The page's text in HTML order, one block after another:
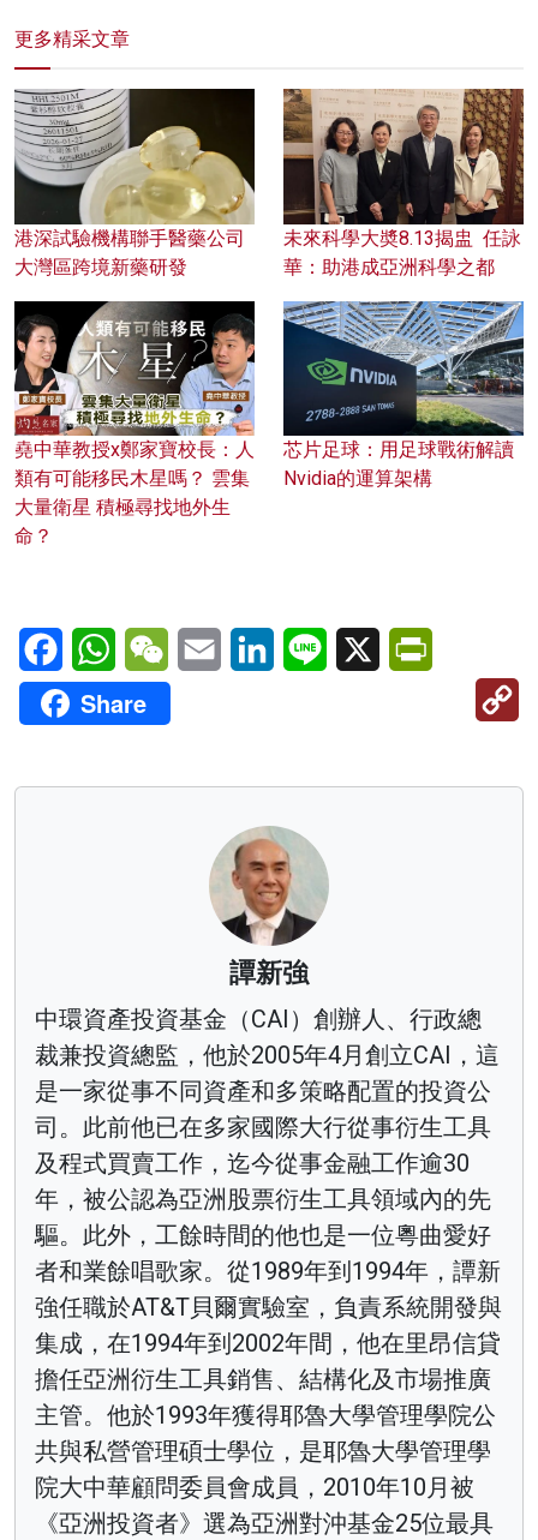
更多精采文章
港深試驗機構聯手醫藥公司
大灣區跨境新藥研發
未來科學大奬8.13揭盅 任詠
華：助港成亞洲科學之都
堯中華教授x鄭家寶校長：人
類有可能移民木星嗎？ 雲集
大量衛星 積極尋找地外生
命？
芯片足球：用足球戰術解讀
Nvidia的運算架構
FacebookWhatsAppWeChatEmail LinkedInLine X
Share
譚新強
中環資產投資基金（CAI）創辦人、行政總
裁兼投資總監，他於2005年4月創立CAI，這
是一家從事不同資產和多策略配置的投資公
司。此前他已在多家國際大行從事衍生工具
及程式買賣工作，迄今從事金融工作逾30
年，被公認為亞洲股票衍生工具領域內的先
驅。此外，工餘時間的他也是一位粵曲愛好
者和業餘唱歌家。從1989年到1994年，譚新
強任職於AT&T貝爾實驗室，負責系統開發與
集成，在1994年到2002年間，他在里昂信貸
擔任亞洲衍生工具銷售、結構化及市場推廣
主管。他於1993年獲得耶魯大學管理學院公
共與私營管理碩士學位，是耶魯大學管理學
院大中華顧問委員會成員，2010年10月被
《亞洲投資者》選為亞洲對沖基金25位最具